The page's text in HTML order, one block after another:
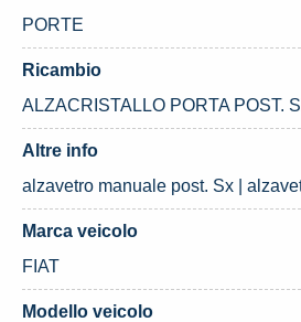
PORTE
Ricambio
ALZACRISTALLO PORTA POST.
Altre info
alzavetro manuale post. Sx |
Marca veicolo
FIAT
Modello veicolo